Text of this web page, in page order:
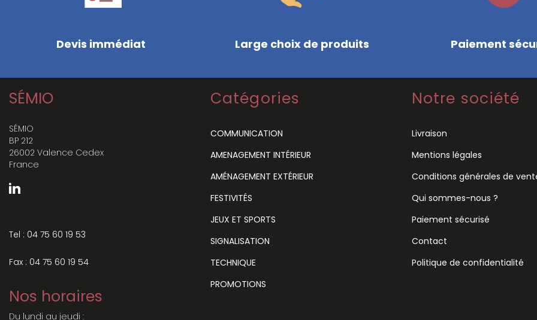
Devis immédiat Large choix de produits Paiement
SÉMIO
SÉMIO
BP 212
26002 Valence Cedex
France
Tel : 04 75 60 19 53
Fax : 04 75 60 19 54
Nos horaires
Du lundi au jeudi :
Catégories
COMMUNICATION
AMENAGEMENT INTÉRIEUR
AMÉNAGEMENT EXTÉRIEUR
FESTIVITÉS
JEUX ET SPORTS
SIGNALISATION
TECHNIQUE
PROMOTIONS
Notre société
Livraison
Mentions légales
Conditions générales de
Qui sommes-nous ?
Paiement sécurisé
Contact
Politique de confidentialité